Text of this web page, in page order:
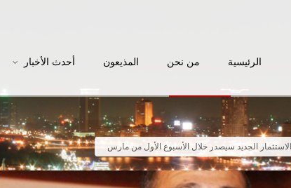
الرئيسية من نحن المذيعون أحدث الأخبار
الاستثمار الجديد سيصدر خلال الأسبوع الأول من مارس